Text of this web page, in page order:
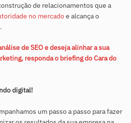
de relacionamentos que a
no mercadoe alcança o
de SEO e deseja alinhar a sua
responda o briefing do Cara do
digital!
um passo a passo para fazer